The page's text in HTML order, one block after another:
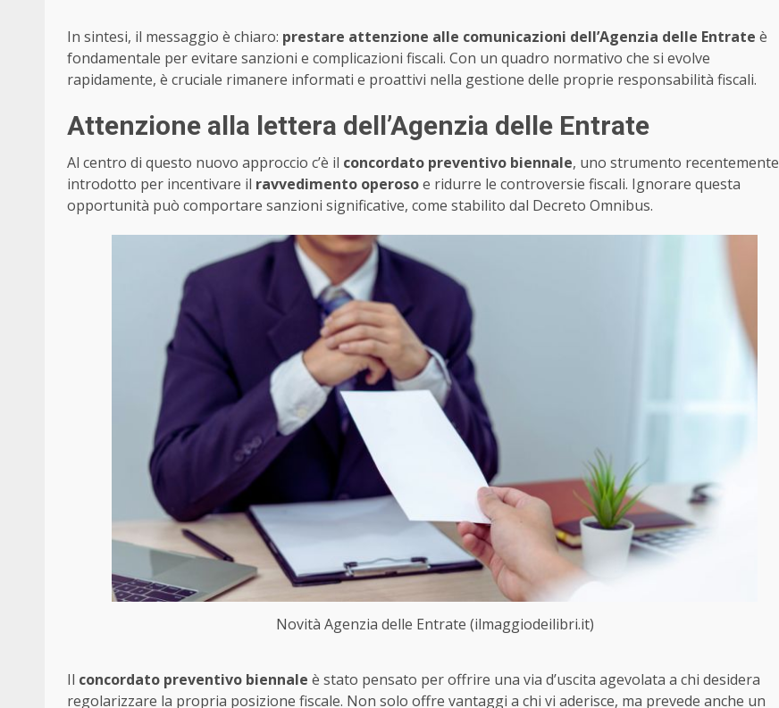
In sintesi, il messaggio è chiaro: prestare attenzione alle comunicazioni dell’Agenzia delle Entrate è
fondamentale per evitare sanzioni e complicazioni fiscali. Con un quadro normativo che si evolve
rapidamente, è cruciale rimanere informati e proattivi nella gestione delle proprie responsabilità fiscali.
Attenzione alla lettera dell’Agenzia delle Entrate
Al centro di questo nuovo approccio c’è il concordato preventivo biennale, uno strumento recentemente
introdotto per incentivare il ravvedimento operosoe ridurre le controversie fiscali. Ignorare questa
opportunità può comportare sanzioni significative, come stabilito dal Decreto Omnibus.
Novità Agenzia delle Entrate (ilmaggiodeilibri.it)
Il concordato preventivo biennale è stato pensato per offrire una via d’uscita agevolata a chi desidera
regolarizzare la propria posizione fiscale. Non solo offre vantaggi a chi vi aderisce, ma prevede anche un